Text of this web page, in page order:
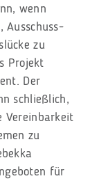
wenn
Ausschuss-
zu
Projekt
Der
schließlich,
Vereinbarkeit
zu
für